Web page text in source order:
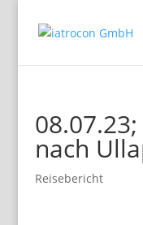
nach
Reisebericht